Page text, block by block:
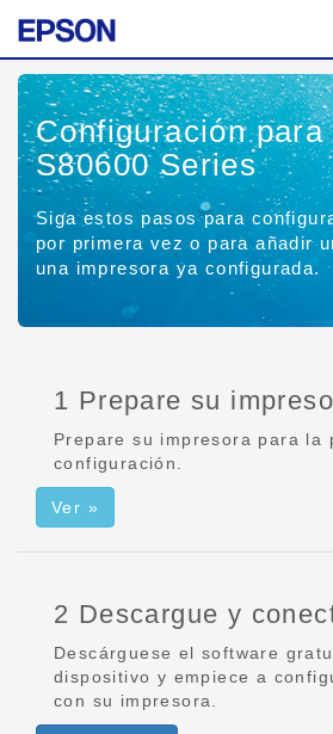
Configuración para
S80600 Series
Siga estos pasos para
por primera vez o para añadir
una impresora ya configurada.
1 Prepare su
Prepare su impresora para la
configuración.
Ver »
2 Descargue y
Descárguese el software
dispositivo y empiece a
con su impresora.